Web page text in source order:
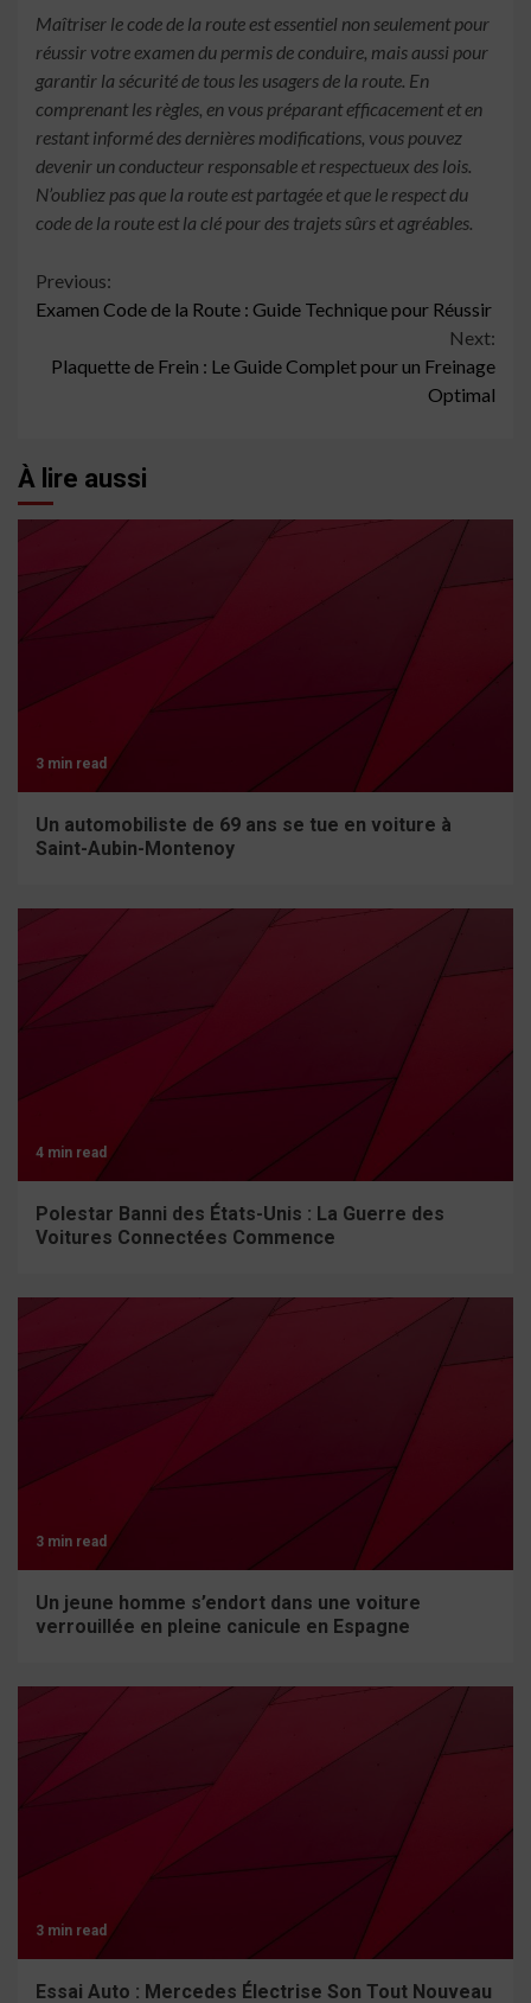
Maîtriser le code de la route est essentiel non seulement pour
réussir votre examen du permis de conduire, mais aussi pour
garantir la sécurité de tous les usagers de la route. En
comprenant les règles, en vous préparant efficacement et en
restant informé des dernières modifications, vous pouvez
devenir un conducteur responsable et respectueux des lois.
N’oubliez pas que la route est partagée et que le respect du
code de la route est la clé pour des trajets sûrs et agréables.
Continue
Previous:
Examen Code de la Route : Guide Technique pour Réussir
Next:
Plaquette de Frein : Le Guide Complet pour un Freinage
Optimal
À lire aussi
3 min read
Un automobiliste de 69 ans se tue en voiture à
Saint-Aubin-Montenoy
4 min read
Polestar Banni des États-Unis : La Guerre des
Voitures Connectées Commence
3 min read
Un jeune homme s’endort dans une voiture
verrouillée en pleine canicule en Espagne
3 min read
Essai Auto : Mercedes Électrise Son Tout Nouveau